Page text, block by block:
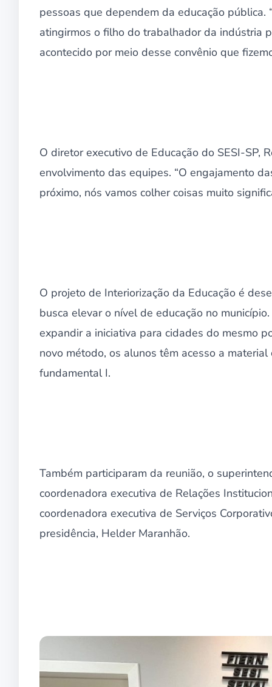
pessoas que dependem da educação
atingirmos o filho do trabalhador da indústria
acontecido por meio desse convênio que
O diretor executivo de Educação do SESI-SP,
envolvimento das equipes. “O engajamento
próximo, nós vamos colher coisas muito
O projeto de Interiorização da Educação é
busca elevar o nível de educação no
expandir a iniciativa para cidades do mesmo
novo método, os alunos têm acesso a
fundamental I.
Também participaram da reunião, o
coordenadora executiva de Relações
coordenadora executiva de Serviços
presidência, Helder Maranhão.